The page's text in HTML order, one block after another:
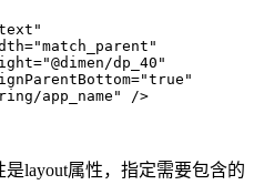
dp_40"
app_name" />
layout属性，指定需要包含的